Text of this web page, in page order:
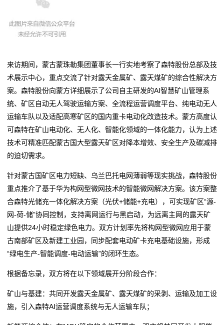
来访期间，蒙古蒙珠勒集团董事长一行实地考察了森特股份总部及技
术展示中心，重点交流了针对露天金属矿、露天煤矿的综合性解决方
案。森特股份向蒙方详细展示了公司自主研发的AI智慧矿山管理系
统、矿区自动无人驾驶运输方案、全流程运营调度平台、纯电动无人
运输车队以及适配高寒矿区的国内重卡电动化改造技术。蒙方高度认
可森特在矿山电动化、无人化、智能化领域的一体化能力，认为上述
技术可精准匹配蒙古国大型露天矿区对降本增效、安全生产及碳减排
的迫切需求。
针对蒙古国矿区电力短缺、乌兰巴托电网薄弱等现实挑战，森特股份
重点推介了基于华为构网型微网技术的智能微网解决方案。该方案整
合森特光储充一体化解决方案（光伏+储能+充电），可实现矿区“源-
网-荷-储”协同控制，支持离网运行与黑启动，为远离主网的露天矿
山提供24小时稳定绿色电力。双方计划率先将构网型微网应用于蒙
古南部矿区及新建工业园，同步配套电动矿卡充电基础设施，形成
“绿电生产-智能调度-电动运输”的闭环生态。
根据备忘录，双方将在以下领域展开分阶段合作：
矿山与基建：共同开发露天金属矿、露天煤矿的采剥、运输及加工设
施，引入森特AI运营调度系统与无人运输车队；